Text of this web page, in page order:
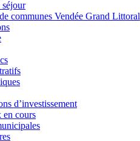
séjour
communes Vendée Grand Littoral
d’investissement
en cours